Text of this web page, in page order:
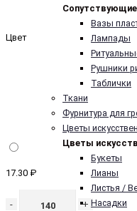
Вазы
Лампады
Рушники
Таблички
Ткани
Фурнитура для
Цветы
Цветы
Букеты
Лианы
Листья /
Насадки
Цвет
17.30 ₽
- +